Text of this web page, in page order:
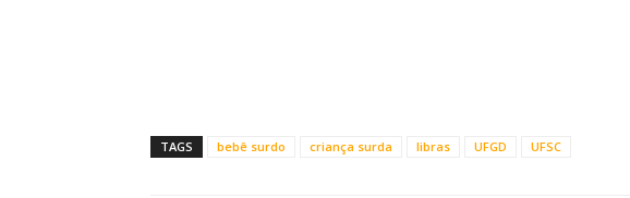
TAGS bebê surdo criança surda libras UFGD UFSC